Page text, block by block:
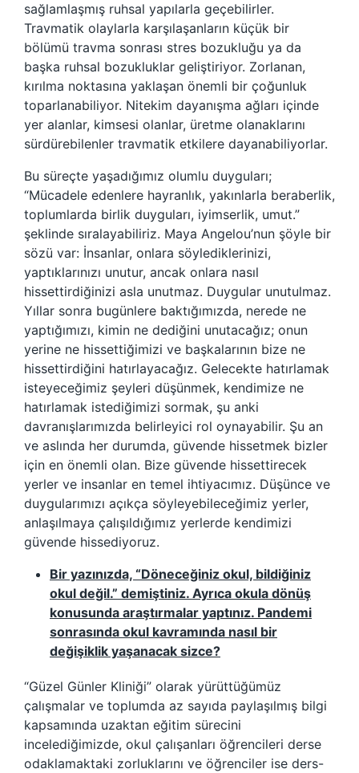
sağlamlaşmış ruhsal yapılarla geçebilirler.
Travmatik olaylarla karşılaşanların küçük bir
bölümü travma sonrası stres bozukluğu ya da
başka ruhsal bozukluklar geliştiriyor. Zorlanan,
kırılma noktasına yaklaşan önemli bir çoğunluk
toparlanabiliyor. Nitekim dayanışma ağları içinde
yer alanlar, kimsesi olanlar, üretme olanaklarını
sürdürebilenler travmatik etkilere dayanabiliyorlar.
Bu süreçte yaşadığımız olumlu duyguları;
“Mücadele edenlere hayranlık, yakınlarla beraberlik,
toplumlarda birlik duyguları, iyimserlik, umut.”
şeklinde sıralayabiliriz. Maya Angelou’nun şöyle bir
sözü var: İnsanlar, onlara söylediklerinizi,
yaptıklarınızı unutur, ancak onlara nasıl
hissettirdiğinizi asla unutmaz. Duygular unutulmaz.
Yıllar sonra bugünlere baktığımızda, nerede ne
yaptığımızı, kimin ne dediğini unutacağız; onun
yerine ne hissettiğimizi ve başkalarının bize ne
hissettirdiğini hatırlayacağız. Gelecekte hatırlamak
isteyeceğimiz şeyleri düşünmek, kendimize ne
hatırlamak istediğimizi sormak, şu anki
davranışlarımızda belirleyici rol oynayabilir. Şu an
ve aslında her durumda, güvende hissetmek bizler
için en önemli olan. Bize güvende hissettirecek
yerler ve insanlar en temel ihtiyacımız. Düşünce ve
duygularımızı açıkça söyleyebileceğimiz yerler,
anlaşılmaya çalışıldığımız yerlerde kendimizi
güvende hissediyoruz.
Bir yazınızda, “Döneceğiniz okul, bildiğiniz
okul değil.” demiştiniz. Ayrıca okula dönüş
konusunda araştırmalar yaptınız. Pandemi
sonrasında okul kavramında nasıl bir
değişiklik yaşanacak sizce?
“Güzel Günler Kliniği” olarak yürüttüğümüz
çalışmalar ve toplumda az sayıda paylaşılmış bilgi
kapsamında uzaktan eğitim sürecini
incelediğimizde, okul çalışanları öğrencileri derse
odaklamaktaki zorluklarını ve öğrenciler ise ders-